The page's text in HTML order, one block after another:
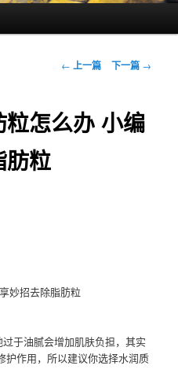
文
航
← 上一篇 下一篇 →
怎么办 小编
肪粒
妙招去除脂肪粒
于油腻会增加肌肤负担，其实
护作用，所以建议你选择水润质